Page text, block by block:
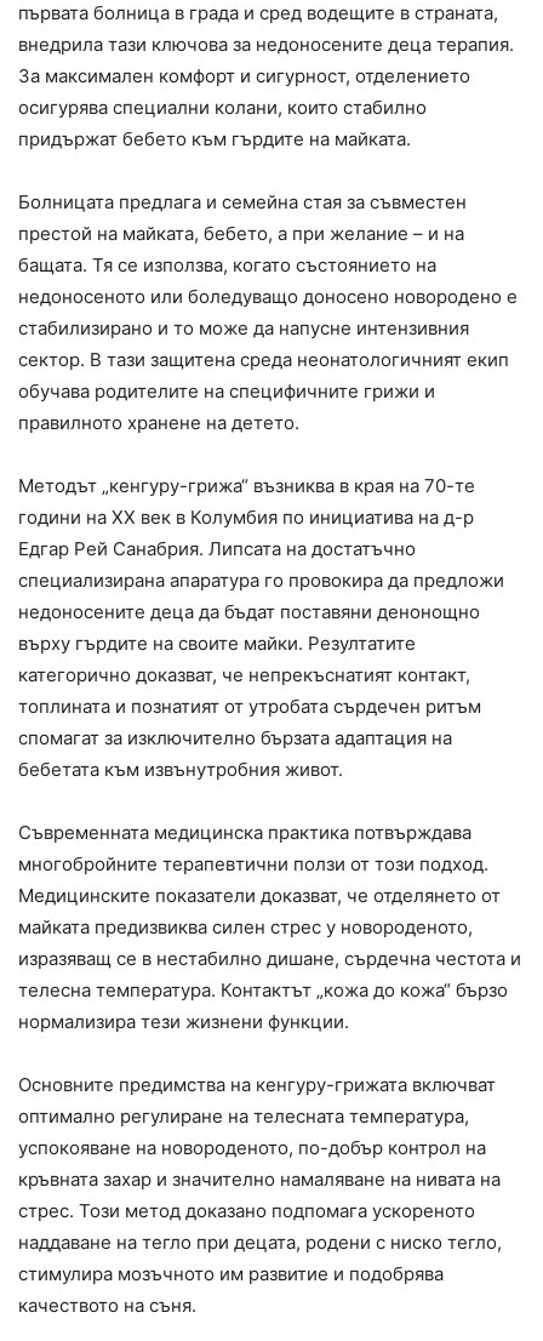
първата болница в града и сред водещите в страната,
внедрила тази ключова за недоносените деца терапия.
За максимален комфорт и сигурност, отделението
осигурява специални колани, които стабилно
придържат бебето към гърдите на майката.
Болницата предлага и семейна стая за съвместен
престой на майката, бебето, а при желание – и на
бащата. Тя се използва, когато състоянието на
недоносеното или боледуващо доносено новородено е
стабилизирано и то може да напусне интензивния
сектор. В тази защитена среда неонатологичният екип
обучава родителите на специфичните грижи и
правилното хранене на детето.
Методът „кенгуру-грижа“ възниква в края на 70-те
години на XX век в Колумбия по инициатива на д-р
Едгар Рей Санабрия. Липсата на достатъчно
специализирана апаратура го провокира да предложи
недоносените деца да бъдат поставяни денонощно
върху гърдите на своите майки. Резултатите
категорично доказват, че непрекъснатият контакт,
топлината и познатият от утробата сърдечен ритъм
спомагат за изключително бързата адаптация на
бебетата към извънутробния живот.
Съвременната медицинска практика потвърждава
многобройните терапевтични ползи от този подход.
Медицинските показатели доказват, че отделянето от
майката предизвиква силен стрес у новороденото,
изразяващ се в нестабилно дишане, сърдечна честота и
телесна температура. Контактът „кожа до кожа“ бързо
нормализира тези жизнени функции.
Основните предимства на кенгуру-грижата включват
оптимално регулиране на телесната температура,
успокояване на новороденото, по-добър контрол на
кръвната захар и значително намаляване на нивата на
стрес. Този метод доказано подпомага ускореното
наддаване на тегло при децата, родени с ниско тегло,
стимулира мозъчното им развитие и подобрява
качеството на съня.